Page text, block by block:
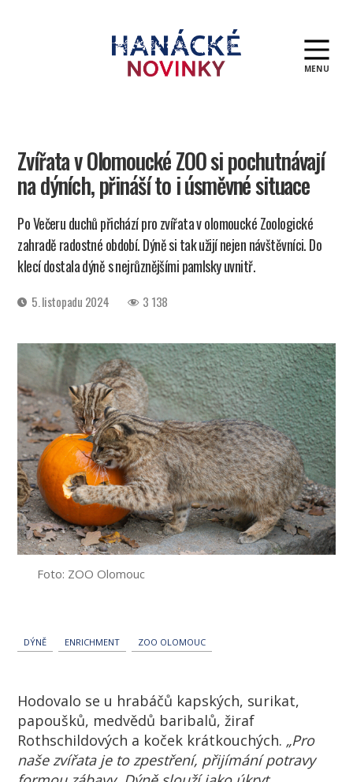
MENU
Zvířata v Olomoucké ZOO si pochutnávají
na dýních, přináší to i úsměvné situace
Po Večeru duchů přichází pro zvířata v olomoucké Zoologické
zahradě radostné období. Dýně si tak užijí nejen návštěvníci. Do
klecí dostala dýně s nejrůznějšími pamlsky uvnitř.
Datum5. listopadu 2024 3 138
Foto: ZOO Olomouc
DÝNĚ ENRICHMENT ZOO OLOMOUC
Hodovalo se u hrabáčů kapských, surikat,
papoušků, medvědů baribalů, žiraf
Rothschildových a koček krátkouchých. „Pro
naše zvířata je to zpestření, přijímání potravy